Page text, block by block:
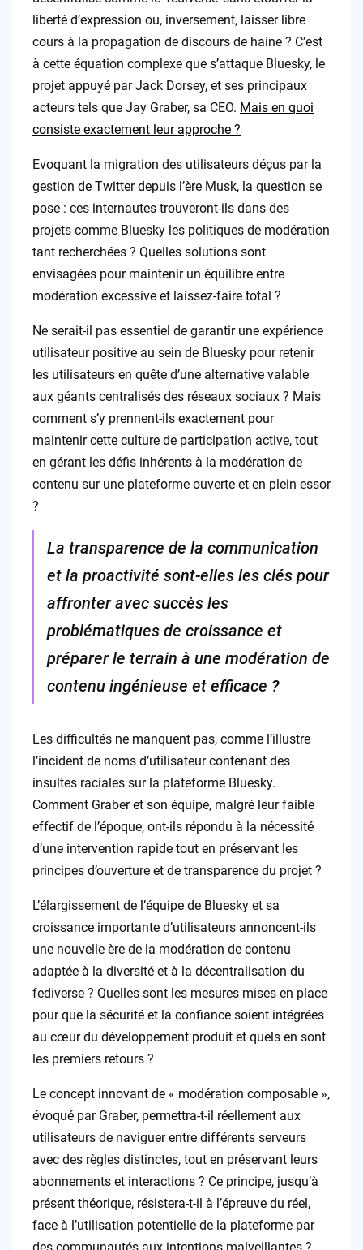
liberté d’expression ou, inversement, laisser libre
cours à la propagation de discours de haine ? C’est
à cette équation complexe que s’attaque Bluesky, le
projet appuyé par Jack Dorsey, et ses principaux
acteurs tels que Jay Graber, sa CEO. Mais en quoi
consiste exactement leur approche ?
Evoquant la migration des utilisateurs déçus par la
gestion de Twitter depuis l’ère Musk, la question se
pose : ces internautes trouveront-ils dans des
projets comme Bluesky les politiques de modération
tant recherchées ? Quelles solutions sont
envisagées pour maintenir un équilibre entre
modération excessive et laissez-faire total ?
Ne serait-il pas essentiel de garantir une expérience
utilisateur positive au sein de Bluesky pour retenir
les utilisateurs en quête d’une alternative valable
aux géants centralisés des réseaux sociaux ? Mais
comment s’y prennent-ils exactement pour
maintenir cette culture de participation active, tout
en gérant les défis inhérents à la modération de
contenu sur une plateforme ouverte et en plein essor
?
La transparence de la communication
et la proactivité sont-elles les clés pour
affronter avec succès les
problématiques de croissance et
préparer le terrain à une modération de
contenu ingénieuse et efficace ?
Les difficultés ne manquent pas, comme l’illustre
l’incident de noms d’utilisateur contenant des
insultes raciales sur la plateforme Bluesky.
Comment Graber et son équipe, malgré leur faible
effectif de l’époque, ont-ils répondu à la nécessité
d’une intervention rapide tout en préservant les
principes d’ouverture et de transparence du projet ?
L’élargissement de l’équipe de Bluesky et sa
croissance importante d’utilisateurs annoncent-ils
une nouvelle ère de la modération de contenu
adaptée à la diversité et à la décentralisation du
fediverse ? Quelles sont les mesures mises en place
pour que la sécurité et la confiance soient intégrées
au cœur du développement produit et quels en sont
les premiers retours ?
Le concept innovant de « modération composable »,
évoqué par Graber, permettra-t-il réellement aux
utilisateurs de naviguer entre différents serveurs
avec des règles distinctes, tout en préservant leurs
abonnements et interactions ? Ce principe, jusqu’à
présent théorique, résistera-t-il à l’épreuve du réel,
face à l’utilisation potentielle de la plateforme par